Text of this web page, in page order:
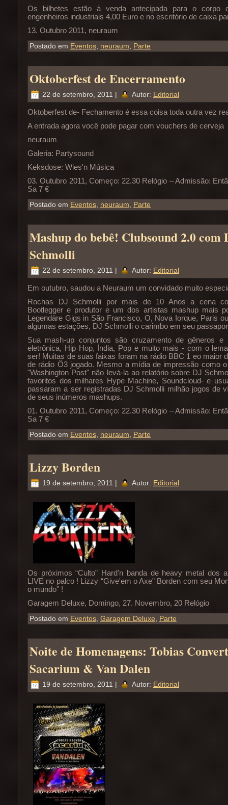
Os bilhetes estão à venda antecipada para o corpo
engenheiros industriais 4,00 Euro e no escritório de caixa
13. Outubro 2011, neuraum
Postado em Eventos, neuraum, Parte
Oktoberfest de Encerramento
22 de setembro, 2011 | Autor: Editorial
Oktoberfest de- Fechamento é essa coisa toda outra vez
A entrada agora você pode pagar com vouchers de cerveja
neuraum
Galeria: Partysound
Keksdose: Wies'n Música
03. Outubro 2011, Começo: 22.30 Relógio – Admissão:
Sa 7 €
Postado em Eventos, neuraum, Parte
Mashup do bebê! Clubsound 2.0 com
Schmolli
22 de setembro, 2011 | Autor: Editorial
Em outubro, saudou a Neuraum um convidado muito
Rochas DJ Schmolli por mais de 10 Anos a cena
Bootlegger e produtor e um dos artistas mashup mais
Legendäre Gigs in São Francisco, O, Nova Iorque, Paris
algumas estações, DJ Schmolli o carimbo em seu
Sua mash-up conjuntos são cruzamento de gêneros e
eletrônica, Hip Hop, Índia, Pop e muito mais - com o
ser! Muitas de suas faixas foram na rádio BBC 1 eo maior
de rádio Ö3 jogado. Mesmo a mídia de impressão como
"Washington Post" não levá-la ao relatório sobre DJ
favoritos dos milhares Hype Machine, Soundcloud- e
passaram a ser registradas DJ Schmolli milhão jogos de
de seus inúmeros mashups.
01. Outubro 2011, Começo: 22.30 Relógio – Admissão:
Sa 7 €
Postado em Eventos, neuraum, Parte
Lizzy Borden
19 de setembro, 2011 | Autor: Editorial
Os próximos “Culto” Hard'n banda de heavy metal dos
LIVE no palco ! Lizzy “Give'em o Axe” Borden com seu
o mundo” !
Garagem Deluxe, Domingo, 27. Novembro, 20 Relógio
Postado em Eventos, Garagem Deluxe, Parte
Noite de Homenagens: Tobias
Sacarium & Van Dalen
19 de setembro, 2011 | Autor: Editorial